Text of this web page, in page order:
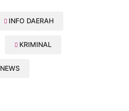
INFO DAERAH
KRIMINAL
NEWS